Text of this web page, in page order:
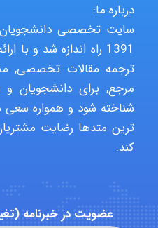
درباره ما:
سایت تخصصی
1391 راه اندازه شد و
ترجمه مقالات تخصصی,
مرجع, برای دانشجویان
شناخته شود و همواره سعی
ترین متدها رضایت
کند.
عضویت در خبرنامه